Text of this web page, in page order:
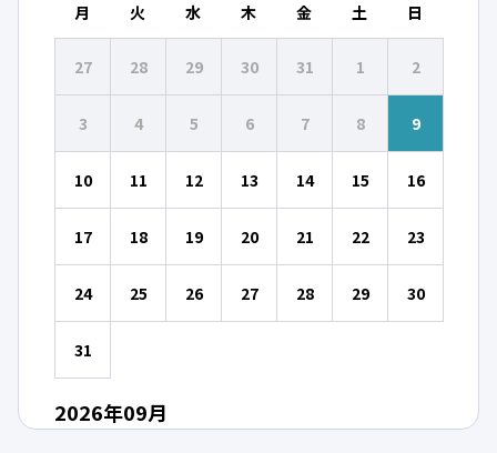
月 火 水 木 金 土 日
27 28 29 30 31 1 2
3 4 5 6 7 8 9
10 11 12 13 14 15 16
17 18 19 20 21 22 23
24 25 26 27 28 29 30
31
2026年09月